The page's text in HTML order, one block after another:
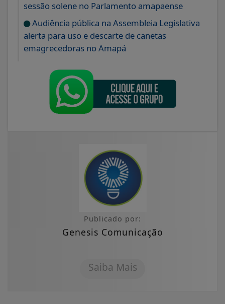
sessão solene no Parlamento amapaense
Audiência pública na Assembleia Legislativa
alerta para uso e descarte de canetas
emagrecedoras no Amapá
Publicado por:
Genesis Comunicação
Saiba Mais